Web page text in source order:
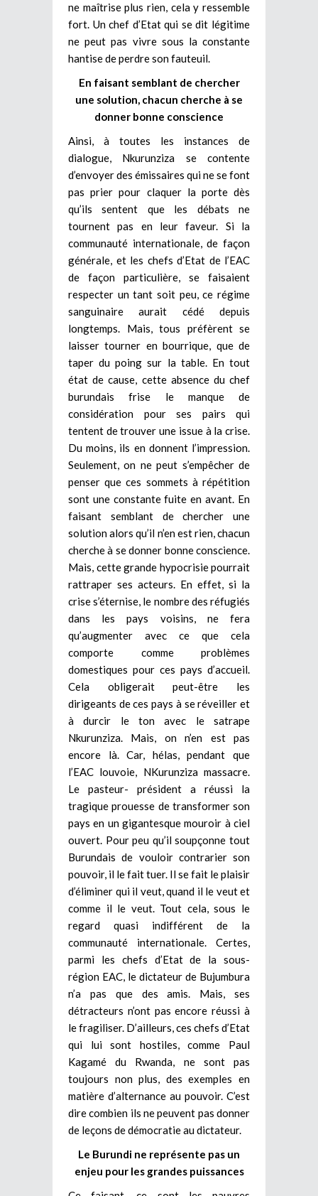
ne maîtrise plus rien, cela y ressemble
fort. Un chef d’Etat qui se dit légitime
ne peut pas vivre sous la constante
hantise de perdre son fauteuil.
En faisant semblant de chercher
une solution, chacun cherche à se
donner bonne conscience
Ainsi, à toutes les instances de
dialogue, Nkurunziza se contente
d’envoyer des émissaires qui ne se font
pas prier pour claquer la porte dès
qu’ils sentent que les débats ne
tournent pas en leur faveur. Si la
communauté internationale, de façon
générale, et les chefs d’Etat de l’EAC
de façon particulière, se faisaient
respecter un tant soit peu, ce régime
sanguinaire aurait cédé depuis
longtemps. Mais, tous préfèrent se
laisser tourner en bourrique, que de
taper du poing sur la table. En tout
état de cause, cette absence du chef
burundais frise le manque de
considération pour ses pairs qui
tentent de trouver une issue à la crise.
Du moins, ils en donnent l’impression.
Seulement, on ne peut s’empêcher de
penser que ces sommets à répétition
sont une constante fuite en avant. En
faisant semblant de chercher une
solution alors qu’il n’en est rien, chacun
cherche à se donner bonne conscience.
Mais, cette grande hypocrisie pourrait
rattraper ses acteurs. En effet, si la
crise s’éternise, le nombre des réfugiés
dans les pays voisins, ne fera
qu’augmenter avec ce que cela
comporte comme problèmes
domestiques pour ces pays d’accueil.
Cela obligerait peut-être les
dirigeants de ces pays à se réveiller et
à durcir le ton avec le satrape
Nkurunziza. Mais, on n’en est pas
encore là. Car, hélas, pendant que
l’EAC louvoie, NKurunziza massacre.
Le pasteur- président a réussi la
tragique prouesse de transformer son
pays en un gigantesque mouroir à ciel
ouvert. Pour peu qu’il soupçonne tout
Burundais de vouloir contrarier son
pouvoir, il le fait tuer. Il se fait le plaisir
d’éliminer qui il veut, quand il le veut et
comme il le veut. Tout cela, sous le
regard quasi indifférent de la
communauté internationale. Certes,
parmi les chefs d’Etat de la sous-
région EAC, le dictateur de Bujumbura
n’a pas que des amis. Mais, ses
détracteurs n’ont pas encore réussi à
le fragiliser. D’ailleurs, ces chefs d’Etat
qui lui sont hostiles, comme Paul
Kagamé du Rwanda, ne sont pas
toujours non plus, des exemples en
matière d’alternance au pouvoir. C’est
dire combien ils ne peuvent pas donner
de leçons de démocratie au dictateur.
Le Burundi ne représente pas un
enjeu pour les grandes puissances